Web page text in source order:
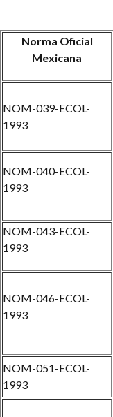
Norma Oficial
Mexicana
NOM-039-ECOL-
1993
NOM-040-ECOL-
1993
NOM-043-ECOL-
1993
NOM-046-ECOL-
1993
NOM-051-ECOL-
1993